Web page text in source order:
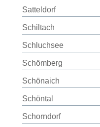
Satteldorf
Schiltach
Schluchsee
Schömberg
Schönaich
Schöntal
Schorndorf